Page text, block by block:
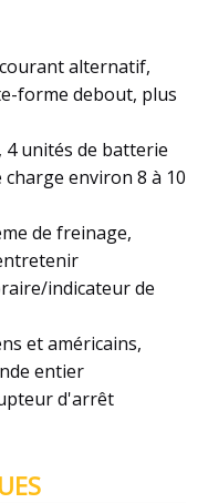
alternatif,
forme debout, plus
4 unités de batterie
environ 8 à 10
de freinage,
indicateur de
et américains,
entier
d'arrêt